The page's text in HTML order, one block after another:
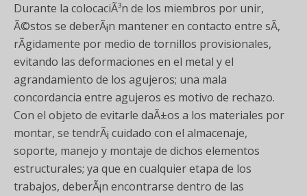
Durante la colocaciÃ³n de los miembros por unir,
Ã©stos se deberÃ¡n mantener en contacto entre sÃ­,
rÃ­gidamente por medio de tornillos provisionales,
evitando las deformaciones en el metal y el
agrandamiento de los agujeros; una mala
concordancia entre agujeros es motivo de rechazo.
Con el objeto de evitarle daÃ±os a los materiales por
montar, se tendrÃ¡ cuidado con el almacenaje,
soporte, manejo y montaje de dichos elementos
estructurales; ya que en cualquier etapa de los
trabajos, deberÃ¡n encontrarse dentro de las